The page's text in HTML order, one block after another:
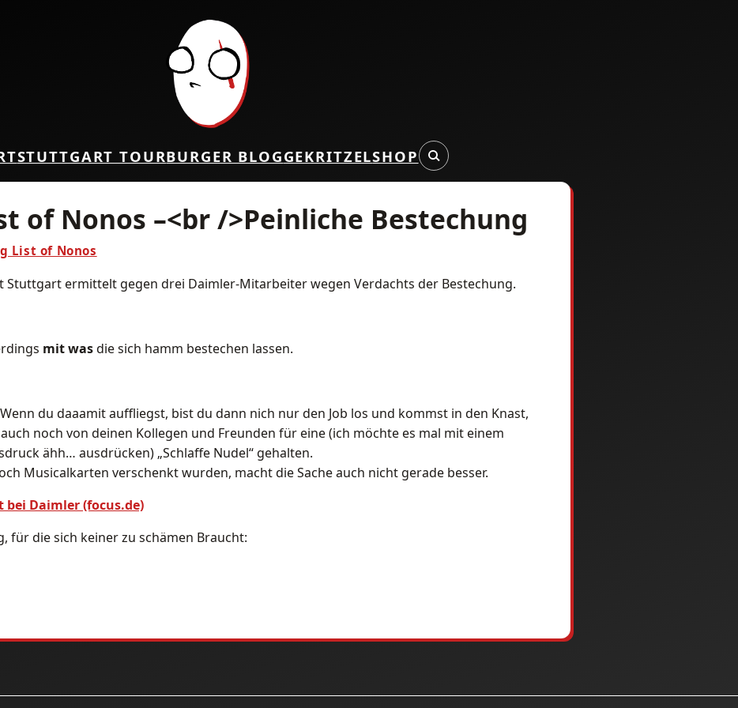
STUTTGART TOURBURGER BLOGGEKRITZELSHOP
of Nonos –<br />Peinliche Bestechung
List of Nonos
Stuttgart ermittelt gegen drei Daimler-Mitarbeiter wegen Verdachts der Bestechung.
mit wasdie sich hamm bestechen lassen.
du daaamit auffliegst, bist du dann nich nur den Job los und kommst in den Knast,
noch von deinen Kollegen und Freunden für eine (ich möchte es mal mit einem
ähh… ausdrücken) „Schlaffe Nudel“ gehalten.
Musicalkarten verschenkt wurden, macht die Sache auch nicht gerade besser.
bei Daimler (focus.de)
für die sich keiner zu schämen Braucht: